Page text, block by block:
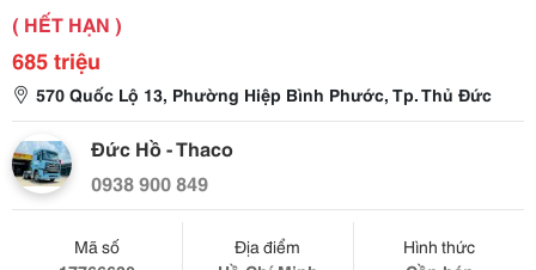
( HẾT HẠN )
685 triệu
570 Quốc Lộ 13, Phường Hiệp Bình Phước, Tp. Thủ Đức
Đức Hồ - Thaco
0938 900 849
Mã số
Địa điểm
Hình thức